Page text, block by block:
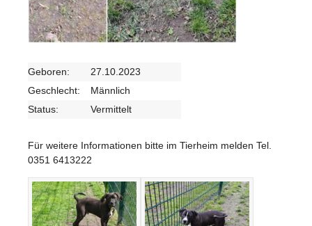
Geboren:
27.10.2023
Geschlecht:
Männlich
Status:
Vermittelt
Für weitere Informationen bitte im Tierheim melden Tel.
0351 6413222